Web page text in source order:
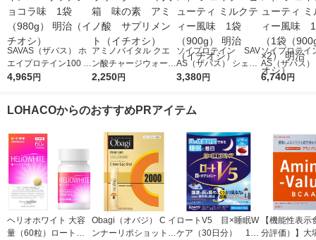
SAVAS（ザバス） ホ
エイプロテイン100 リ
ッチショコラ味 1袋
4,965円
アミノバイタル クエ
ン酸チャージウォータ
ー24本入箱 味の
2,250円
ソイプロテイン SAV
AS（ザバス） シェイ
プ＆ビューティ ミル
チオシ）
3,380円
ソイプロテ
AS（ザバス
プ＆ビューテ
6,740円
LOHACOからのおすすめPRアイテム
ヘリオホワイト 大容
量（60粒）ロート製
Obagi（オバジ） C イ
ンナーリポショット 7
ロートV5 目×睡眠W
ケア（30日分） 1個
【機能性表示
分評価）】大